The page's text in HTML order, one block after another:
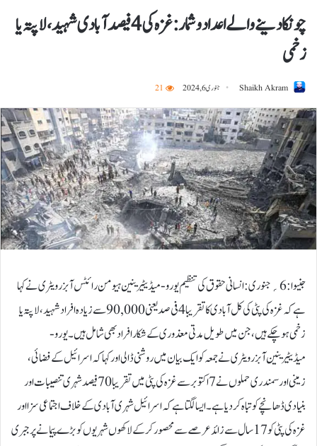
چونکا دینے والے اعداد و شمار: غزہ کی 4 فیصد آبادی شہید، لاپتہ یا
زخمی
Shaikh Akram جنوری 6, 2024 21
جنیوا:6؍جنوری:انسانی حقوق کی تنظیم یورو- میڈیٹیرینین ہیومن رائٹس آبزرویٹری نے کہا
ہے کہ غزہ کی پٹی کی کل آبادی کا تقریبا 4 فی صد یعنی 90,000 سے زیادہ افراد شہید، لاپتہ یا
زخمی ہو چکے ہیں، جن میں طویل مدتی معذوری کے شکار افراد بھی شامل ہیں۔یورو-
میڈیٹیرینین آبزرویٹری نے جمعہ کو ایک بیان میں روشنی ڈالی اور کہا کہ اسرائیل کے فضائی،
زمینی اور سمندری حملوں نے 7 اکتوبر سے غزہ کی پٹی میں تقریبا 70 فیصد شہری تنصیبات اور
بنیادی ڈھانچے کو تباہ کر دیا ہے۔ایسا لگتا ہے کہ اسرائیل شہری آبادی کے خلاف اجتماعی سزا اور
غزہ کی پٹی کو 17 سال سے زائد عرصے سے محصور کر کے لاکھوں شہریوں کو بڑے پیمانے پر جبری